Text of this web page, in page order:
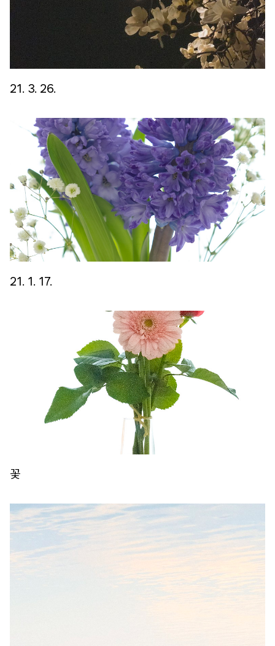
21. 3. 26.
21. 1. 17.
꽃